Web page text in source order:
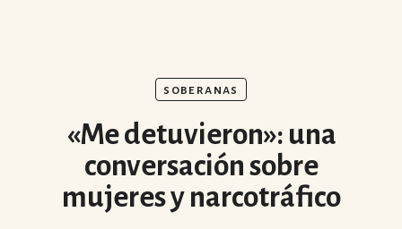
estronismo climático
historia de las mujeres
patria contratista
plan del terror
soberanas
«Me detuvieron»: una
conversación sobre
mujeres y narcotráfico